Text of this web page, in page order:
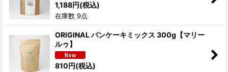
1,188円(税込)
在庫数 9点
ORIGINAL パンケーキミックス 300g【マリー
ルゥ】
810円(税込)